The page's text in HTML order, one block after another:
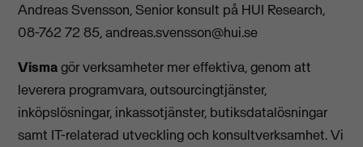
Andreas Svensson, Senior konsult på HUI Research,
08-762 72 85,andreas.svensson@hui.se
Vismagör verksamheter mer effektiva, genom att
leverera programvara, outsourcingtjänster,
inköpslösningar, inkassotjänster, butiksdatalösningar
samt IT-relaterad utveckling och konsultverksamhet. Vi